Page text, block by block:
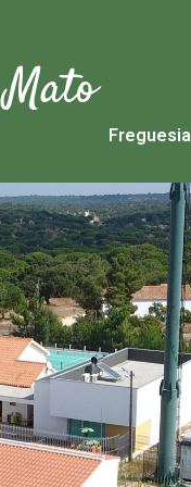
Freguesia